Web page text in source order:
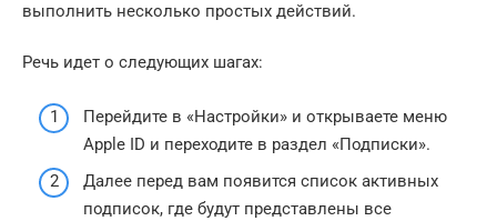
выполнить несколько простых действий.
Речь идет о следующих шагах:
Перейдите в «Настройки» и открываете меню
Apple ID и переходите в раздел «Подписки».
Далее перед вам появится список активных
подписок, где будут представлены все